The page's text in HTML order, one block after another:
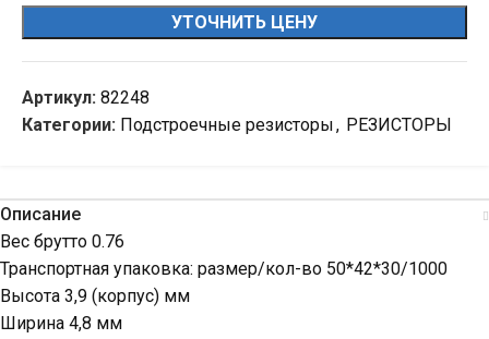
УТОЧНИТЬ ЦЕНУ
Артикул: 82248
Категории: Подстроечные резисторы, РЕЗИСТОРЫ
Описание
Вес брутто 0.76
Транспортная упаковка: размер/кол-во 50*42*30/1000
Высота 3,9 (корпус) мм
Ширина 4,8 мм